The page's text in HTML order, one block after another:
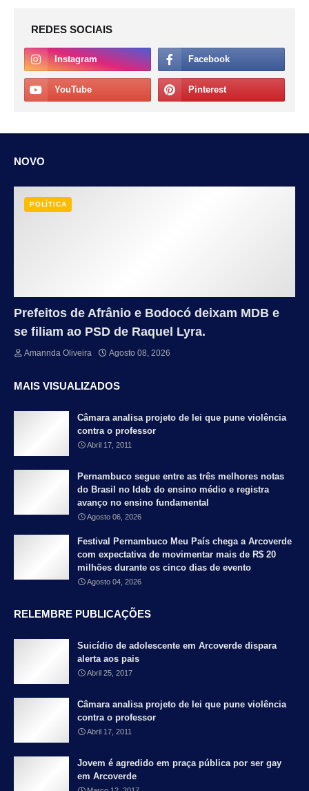
REDES SOCIAIS
NOVO
POLÍTICA
Prefeitos de Afrânio e Bodocó deixam MDB e
se filiam ao PSD de Raquel Lyra.
Amannda Oliveira Agosto 08, 2026
MAIS VISUALIZADOS
Câmara analisa projeto de lei que pune violência
contra o professor
Abril 17, 2011
Pernambuco segue entre as três melhores notas
do Brasil no Ideb do ensino médio e registra
avanço no ensino fundamental
Agosto 06, 2026
Festival Pernambuco Meu País chega a Arcoverde
com expectativa de movimentar mais de R$ 20
milhões durante os cinco dias de evento
Agosto 04, 2026
RELEMBRE PUBLICAÇÕES
Suicídio de adolescente em Arcoverde dispara
alerta aos pais
Abril 25, 2017
Câmara analisa projeto de lei que pune violência
contra o professor
Abril 17, 2011
Jovem é agredido em praça pública por ser gay
em Arcoverde